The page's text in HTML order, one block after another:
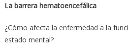
La barrera hematoencefálica
¿Cómo afecta la enfermedad a la
estado mental?